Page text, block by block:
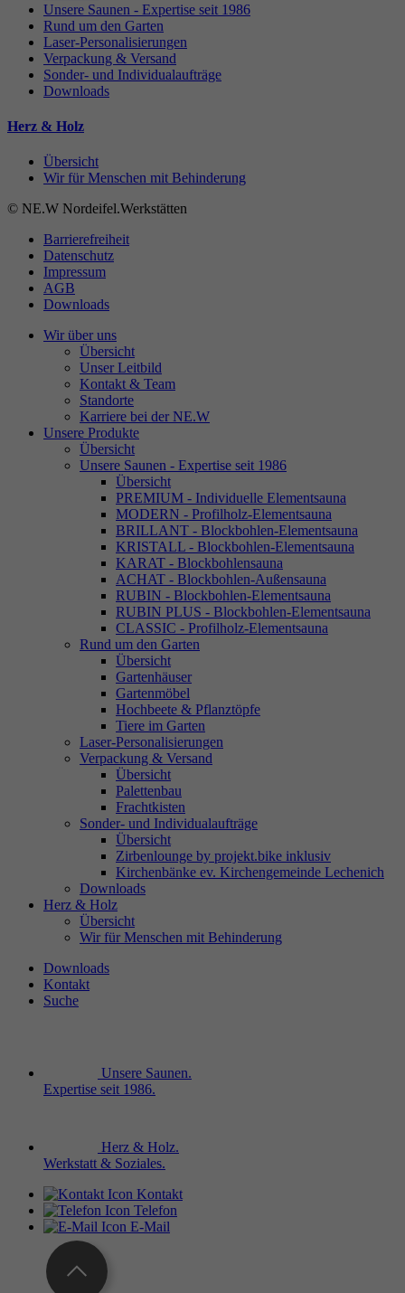
Unsere Saunen - Expertise seit 1986
Rund um den Garten
Laser-Personalisierungen
Verpackung & Versand
Sonder- und Individualaufträge
Downloads
Herz & Holz
Übersicht
Wir für Menschen mit Behinderung
© NE.W Nordeifel.Werkstätten
Barrierefreiheit
Datenschutz
Impressum
AGB
Downloads
Wir über uns
Übersicht
Unser Leitbild
Kontakt & Team
Standorte
Karriere bei der NE.W
Unsere Produkte
Übersicht
Unsere Saunen - Expertise seit 1986
Übersicht
PREMIUM - Individuelle Elementsauna
MODERN - Profilholz-Elementsauna
BRILLANT - Blockbohlen-Elementsauna
KRISTALL - Blockbohlen-Elementsauna
KARAT - Blockbohlensauna
ACHAT - Blockbohlen-Außensauna
RUBIN - Blockbohlen-Elementsauna
RUBIN PLUS - Blockbohlen-Elementsauna
CLASSIC - Profilholz-Elementsauna
Rund um den Garten
Übersicht
Gartenhäuser
Gartenmöbel
Hochbeete & Pflanztöpfe
Tiere im Garten
Laser-Personalisierungen
Verpackung & Versand
Übersicht
Palettenbau
Frachtkisten
Sonder- und Individualaufträge
Übersicht
Zirbenlounge by projekt.bike inklusiv
Kirchenbänke ev. Kirchengemeinde Lechenich
Downloads
Herz & Holz
Übersicht
Wir für Menschen mit Behinderung
Downloads
Kontakt
Suche
Unsere Saunen.
Expertise seit 1986.
Herz & Holz.
Werkstatt & Soziales.
Kontakt
Telefon
E-Mail